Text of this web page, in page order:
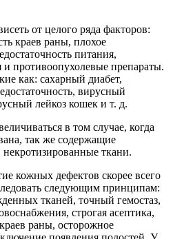
от целого ряда факторов:
краев раны, плохое
питания,
и противоопухолевые препараты.
как: сахарный диабет,
вирусный
лейкоз кошек и т. д.
в том случае, когда
так же содержащие
ткани.
кожных дефектов скорее всего
следующим принципам:
тканей, точный гемостаз,
строгая асептика,
раны, осторожное